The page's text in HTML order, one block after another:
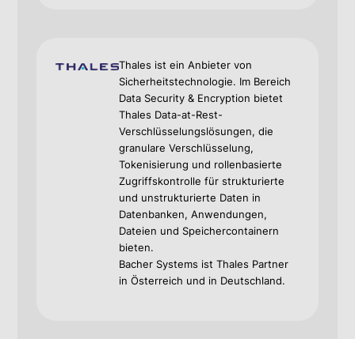
Thales ist ein Anbieter von
Sicherheitstechnologie. Im Bereich
Data Security & Encryption bietet
Thales Data-at-Rest-
Verschlüsselungslösungen, die
granulare Verschlüsselung,
Tokenisierung und rollenbasierte
Zugriffskontrolle für strukturierte
und unstrukturierte Daten in
Datenbanken, Anwendungen,
Dateien und Speichercontainern
bieten.
Bacher Systems ist Thales Partner
in Österreich und in Deutschland.